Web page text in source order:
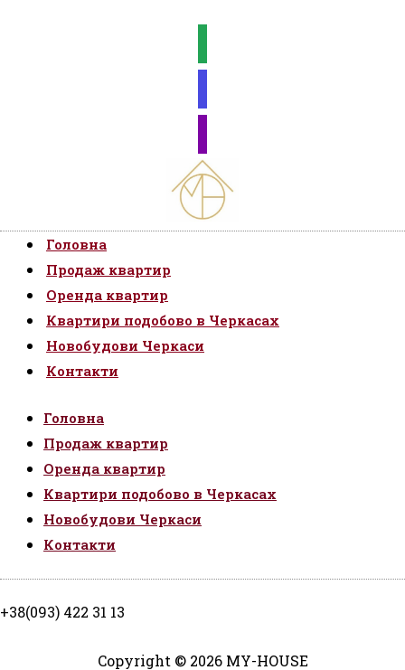
Головна
Продаж квартир
Оренда квартир
Квартири подобово в Черкасах
Новобудови Черкаси
Контакти
Головна
Продаж квартир
Оренда квартир
Квартири подобово в Черкасах
Новобудови Черкаси
Контакти
+38(093) 422 31 13
Copyright © 2026 MY-HOUSE